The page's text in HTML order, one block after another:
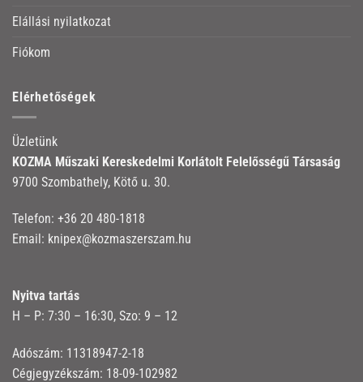
Elállási nyilatkozat
Fiókom
Elérhetőségek
Üzletünk
KOZMA Műszaki Kereskedelmi Korlátolt Felelősségű Társaság
9700 Szombathely, Kötő u. 30.
Telefon: +36 20 480-1818
Email: knipex@kozmaszerszam.hu
Nyitva tartás
H – P: 7:30 – 16:30, Szo: 9 – 12
Adószám: 11318947-2-18
Cégjegyzékszám: 18-09-102982